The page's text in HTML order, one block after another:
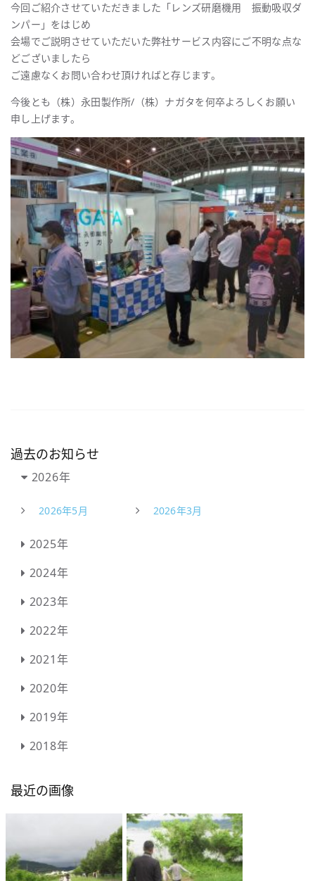
今回ご紹介させていただきました「レンズ研磨機用 振動吸収ダ
ンパー」をはじめ
会場でご説明させていただいた弊社サービス内容にご不明な点な
どございましたら
ご遠慮なくお問い合わせ頂ければと存じます。
今後とも（株）永田製作所/（株）ナガタを何卒よろしくお願い
申し上げます。
過去のお知らせ
2026年
2026年5月 2026年3月
2025年
2024年
2023年
2022年
2021年
2020年
2019年
2018年
最近の画像